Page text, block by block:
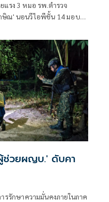
แรง 3 หมอ รพ.ตำรวจ
ษิณ' นอนวีไอพีชั้น 14 มอบ
ช่วยผญบ.' ดับคา
รักษาความมั่นคงภายในภาค